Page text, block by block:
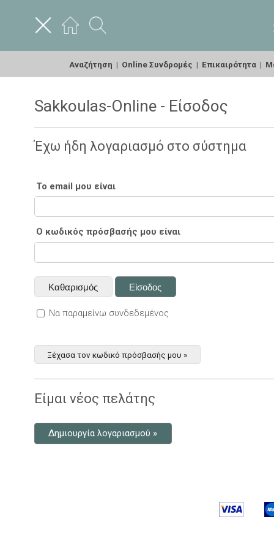
Αναζήτηση | Online Συνδρομές | Επικαιρότητα |
Sakkoulas-Online - Είσοδος
Έχω ήδη λογαριασμό στο σύστημα
Το email μου είναι
Ο κωδικός πρόσβασής μου είναι
Να παραμείνω συνδεδεμένος
Ξέχασα τον κωδικό πρόσβασής μου »
Είμαι νέος πελάτης
Δημιουργία λογαριασμού »